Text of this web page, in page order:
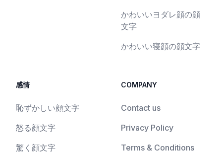
かわいいヨダレ顔の顔
文字
かわいい寝顔の顔文字
感情
恥ずかしい顔文字
怒る顔文字
驚く顔文字
COMPANY
Contact us
Privacy Policy
Terms & Conditions